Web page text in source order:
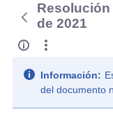
Resolución
de 2021
Información:
del documento